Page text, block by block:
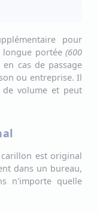
pour
longue portée (600
en cas de passage
ou entreprise. Il
de volume et peut
est original
dans un bureau,
n'importe quelle